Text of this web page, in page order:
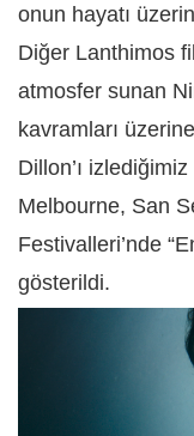
onun hayatı
Diğer Lanthimos
atmosfer sunan
kavramları
Dillon’ı
Melbourne, San
Festivalleri’nde
gösterildi.